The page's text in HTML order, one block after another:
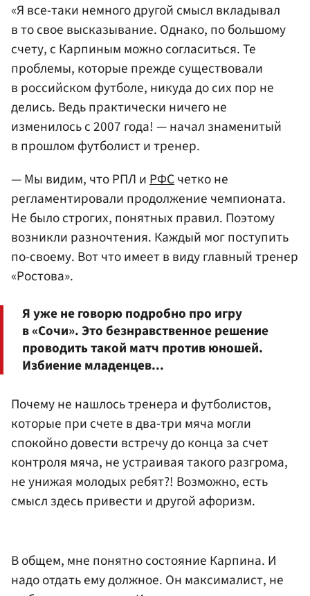
«Я все-таки немного другой смысл вкладывал
в то свое высказывание. Однако, по большому
счету, с Карпиным можно согласиться. Те
проблемы, которые прежде существовали
в российском футболе, никуда до сих пор не
делись. Ведь практически ничего не
изменилось с 2007 года! — начал знаменитый
в прошлом футболист и тренер.
— Мы видим, что РПЛ иРФСчетко не
регламентировали продолжение чемпионата.
Не было строгих, понятных правил. Поэтому
возникли разночтения. Каждый мог поступить
по-своему. Вот что имеет в виду главный тренер
«Ростова».
Я уже не говорю подробно про игру
в «Сочи». Это безнравственное решение
проводить такой матч против юношей.
Избиение младенцев...
Почему не нашлось тренера и футболистов,
которые при счете в два-три мяча могли
спокойно довести встречу до конца за счет
контроля мяча, не устраивая такого разгрома,
не унижая молодых ребят?! Возможно, есть
смысл здесь привести и другой афоризм.
В общем, мне понятно состояние Карпина. И
надо отдать ему должное. Он максималист, не